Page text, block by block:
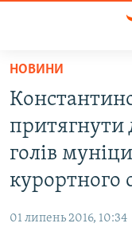
Перейти
основного
матеріалу
Перейти
до
основної
Перейти
ВІДЕО ТА ФОТО
НОВИНИ
притягнути
голів
курортного
01 липень 2016, 10:34